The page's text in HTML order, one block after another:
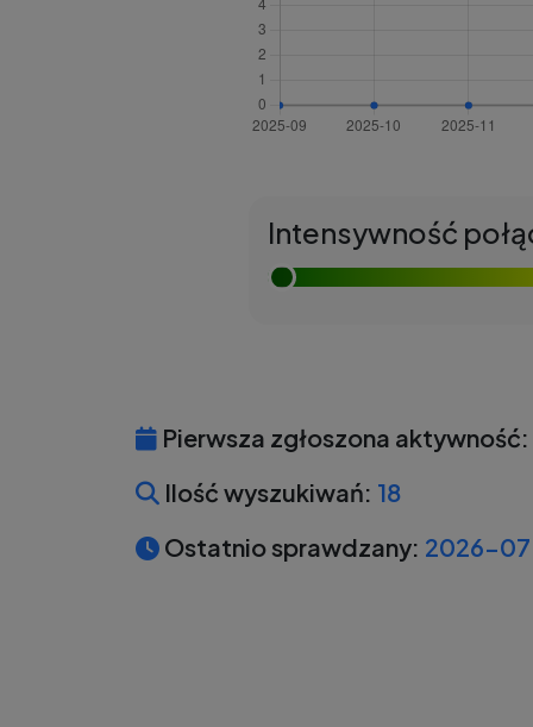
Intensywność
Pierwsza zgłoszona aktywność:
Ilość wyszukiwań: 18
Ostatnio sprawdzany: 2026-